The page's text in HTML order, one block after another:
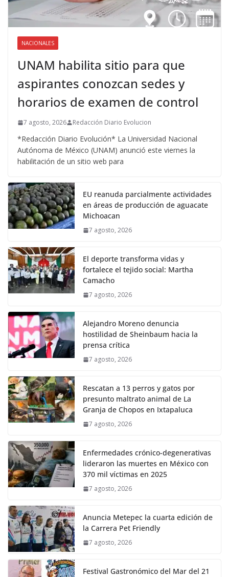
NACIONALES
UNAM habilita sitio para que
aspirantes conozcan sedes y
horarios de examen de control
7 agosto, 2026 Redacción Diario Evolucion
*Redacción Diario Evolución* La Universidad Nacional
Autónoma de México (UNAM) anunció este viernes la
habilitación de un sitio web para
EU reanuda parcialmente actividades
en áreas de producción de aguacate
Michoacan
7 agosto, 2026
El deporte transforma vidas y
fortalece el tejido social: Martha
Camacho
7 agosto, 2026
Alejandro Moreno denuncia
hostilidad de Sheinbaum hacia la
prensa crítica
7 agosto, 2026
Rescatan a 13 perros y gatos por
presunto maltrato animal de La
Granja de Chopos en Ixtapaluca
7 agosto, 2026
Enfermedades crónico-degenerativas
lideraron las muertes en México con
370 mil víctimas en 2025
7 agosto, 2026
Anuncia Metepec la cuarta edición de
la Carrera Pet Friendly
7 agosto, 2026
Festival Gastronómico del Mar del 21